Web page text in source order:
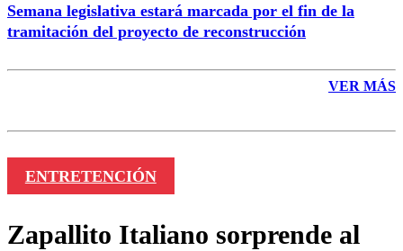
Semana legislativa estará marcada por el fin de la
tramitación del proyecto de reconstrucción
VER MÁS
ENTRETENCIÓN
Zapallito Italiano sorprende al